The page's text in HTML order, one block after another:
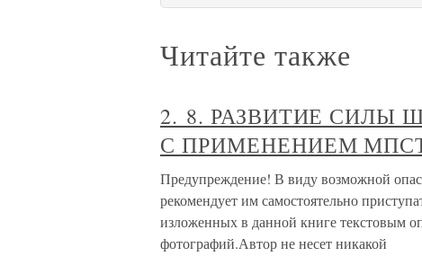
Читайте также
2. 8. РАЗВИТИЕ
С ПРИМЕНЕНИЕМ
Предупреждение! В виду возможной
рекомендует им самостоятельно
изложенных в данной книге текстовым
фотографий.Автор не несет никакой